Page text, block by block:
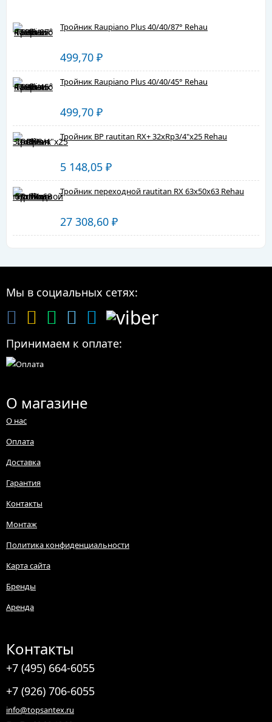
Тройник Raupiano Plus 40/40/87° Rehau
499,70 ₽
Тройник Raupiano Plus 40/40/45° Rehau
499,70 ₽
Тройник ВР rautitan RX+ 32хRp3/4"х25 Rehau
5 148,05 ₽
Тройник переходной rautitan RX 63х50х63 Rehau
27 308,60 ₽
Мы в социальных сетях:
Принимаем к оплате:
О магазине
О нас
Оплата
Доставка
Гарантия
Контакты
Монтаж
Политика конфиденциальности
Карта сайта
Бренды
Аренда
Контакты
+7 (495) 664-6055
+7 (926) 706-6055
info@topsantex.ru